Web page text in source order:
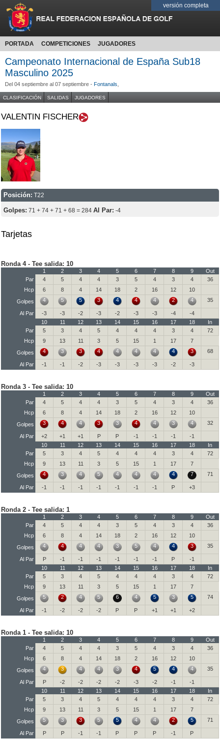
versión completa
PORTADA COMPETICIONES JUGADORES
Campeonato Internacional de España Sub18
Masculino 2025
Del 04 septiembre al 07 septiembre - Fontanals
CLASIFICACIÓN SALIDAS JUGADORES
VALENTIN FISCHER
Posición: T22
Golpes: 71 + 74 + 71 + 68 = 284 Al Par: -4
Tarjetas
Ronda 4 - Tee salida: 10
1 2 3 4 5 6 7 8 9
Out
Par
4 5 4 4 3 5 4 3 4
36
Hcp
6 8 4 14 18 2 16 12
10
Golpes
4 5 5 3 4 4 4 2 4 35
Al Par -3 -3 -2 -3 -2 -3 -3 -4
-4
10
11 12 13 14 15 16 17 18
In
Par
5 3 4 5 4 4 4 3 4
72
Hcp
9 13 11 3 5 15 1 17
7
Golpes
4 3 3 4 4 4 4 4 3 68
Al Par -1 -1 -2 -3 -3 -3 -3 -2 -3
Ronda 3 - Tee salida: 10
1 2 3 4 5 6 7 8 9
Out
Par
4 5 4 4 3 5 4 3 4
36
Hcp
6 8 4 14 18 2 16 12
10
Golpes
3 4 4 3 3 4 4 3 4 32
Al Par +2 +1 +1 P P -1 -1 -1
-1
10
11 12 13 14 15 16 17 18
In
Par
5 3 4 5 4 4 4 3 4
72
Hcp
9 13 11 3 5 15 1 17
7
Golpes
4 3 4 5 4 4 4 4 7 71
Al Par -1 -1 -1 -1 -1 -1 -1 P +3
Ronda 2 - Tee salida: 1
1 2 3 4 5 6 7 8 9
Out
Par
4 5 4 4 3 5 4 3 4
36
Hcp
6 8 4 14 18 2 16 12
10
Golpes
4 4 4 4 3 5 4 4 3 35
Al Par P -1 -1 -1 -1 -1 -1 P
-1
10
11 12 13 14 15 16 17 18
In
Par
5 3 4 5 4 4 4 3 4
72
Hcp
9 13 11 3 5 15 1 17
7
Golpes
5 2 4 5 6 4 5 3 5 74
Al Par -1 -2 -2 -2 P P +1 +1 +2
Ronda 1 - Tee salida: 10
1 2 3 4 5 6 7 8 9
Out
Par
4 5 4 4 3 5 4 3 4
36
Hcp
6 8 4 14 18 2 16 12
10
Golpes
4 3 4 4 3 4 5 4 4 35
Al Par P -2 -2 -2 -2 -3 -2 -1
-1
10
11 12 13 14 15 16 17 18
In
Par
5 3 4 5 4 4 4 3 4
72
Hcp
9 13 11 3 5 15 1 17
7
Golpes
5 3 3 5 5 4 4 2 5 71
Al Par P P -1 -1 P P P -1 P